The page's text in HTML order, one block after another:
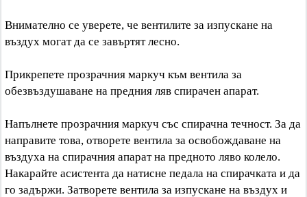
Внимателно се уверете, че вентилите за изпускане на
въздух могат да се завъртят лесно.
Прикрепете прозрачния маркуч към вентила за
обезвъздушаване на предния ляв спирачен апарат.
Напълнете прозрачния маркуч със спирачна течност. За да
направите това, отворете вентила за освобождаване на
въздуха на спирачния апарат на предното ляво колело.
Накарайте асистента да натисне педала на спирачката и да
го задържи. Затворете вентила за изпускане на въздух и